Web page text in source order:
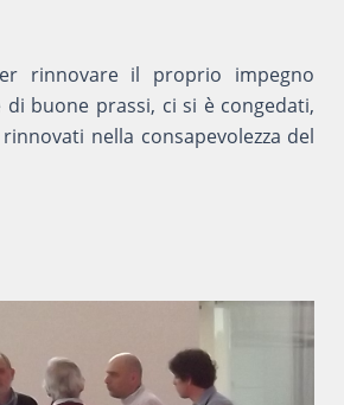
rinnovare il proprio impegno
di buone prassi, ci si è congedati,
nella consapevolezza del